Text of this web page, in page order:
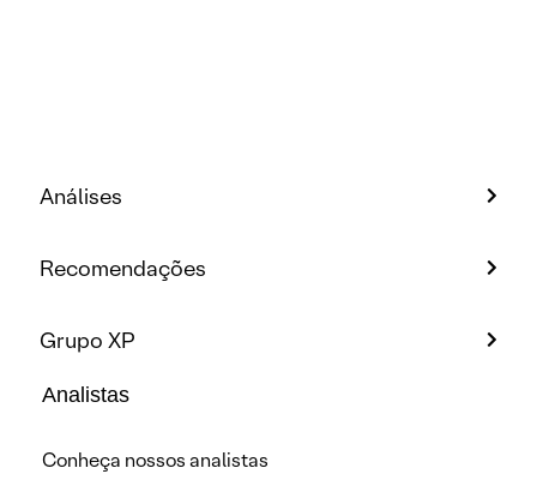
Análises
Recomendações
Grupo XP
Analistas
Conheça nossos analistas